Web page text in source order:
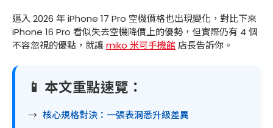
邁入 2026 年 iPhone 17 Pro 空機價格也出現變化，對比下來
iPhone 16 Pro 看似失去空機降價上的優勢，但實際仍有 4 個
不容忽視的優點，就讓miko 米可手機館店長告訴你。
📱 本文重點速覽：
核心規格對決：一張表洞悉升級差異